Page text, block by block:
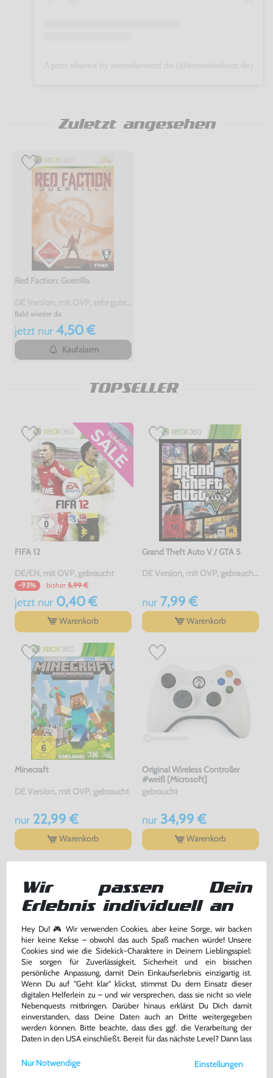
Zuletzt angesehen
Red Faction: Guerrilla
Bald wieder da
jetzt nur4,50 €
Kaufalarm
TOPSELLER
FIFA 12
DE/EN, mit OVP, gebraucht
-93% bisher 5,99 €
jetzt nur0,40 €
Warenkorb
Grand Theft Auto V / GTA 5
DE Version, mit OVP, gebraucht, USK18
nur7,99 €
Warenkorb
Minecraft
DE Version, mit OVP, gebraucht
nur22,99 €
Warenkorb
Original Wireless Controller
#weiß [Microsoft]
gebraucht
nur34,99 €
Warenkorb
DAS HABEN ANDERE DAZU
GEKAUFT
UK Version, mit OVP, gebraucht
DE Version, mit OVP, gebraucht
Wir passen Dein
Erlebnis individuell an
Hey Du! 🎮 Wir verwenden Cookies, aber keine Sorge, wir backen
hier keine Kekse – obwohl das auch Spaß machen würde! Unsere
Cookies sind wie die Sidekick-Charaktere in Deinem Lieblingsspiel:
Sie sorgen für Zuverlässigkeit, Sicherheit und ein bisschen
persönliche Anpassung, damit Dein Einkaufserlebnis einzigartig ist.
Wenn Du auf "Geht klar" klickst, stimmst Du dem Einsatz dieser
digitalen Helferlein zu – und wir versprechen, dass sie nicht so viele
Nebenquests mitbringen. Darüber hinaus erklärst Du Dich damit
einverstanden, dass Deine Daten auch an Dritte weitergegeben
werden können. Bitte beachte, dass dies ggf. die Verarbeitung der
Daten in den USA einschließt. Bereit für das nächste Level? Dann lass
Weitere Informationen zu den von uns verwendeten Cookies und
Einstellungen
Nur Notwendige